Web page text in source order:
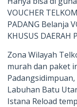
VOUCHER
PADANG Belanja
KHUSUS
Zona Wilayah
murah dan paket
Labuhan Batu
Istana Reload